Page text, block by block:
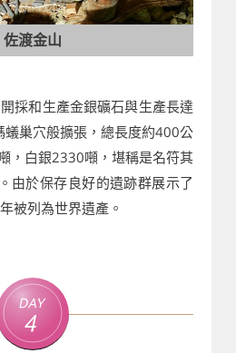
佐渡金山
採和生產金銀礦石與生產長達
巢穴般擴張，總長度約400公
，白銀2330噸，堪稱是名符其
由於保存良好的遺跡群展示了
被列為世界遺產。
Day
4